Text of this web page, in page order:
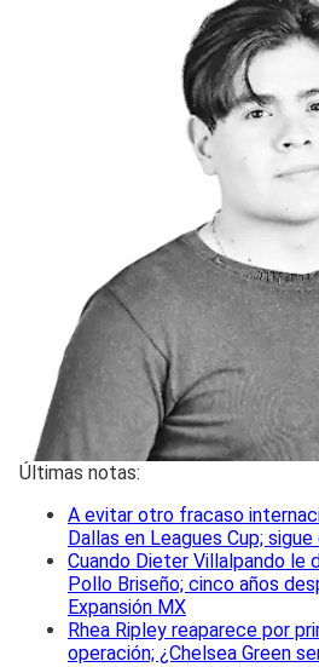
Últimas notas:
A evitar otro fracaso
Dallas en Leagues Cup;
Cuando Dieter Villalpando le
Pollo Briseño; cinco años
Expansión MX
Rhea Ripley reaparece por
operación; ¿Chelsea Green